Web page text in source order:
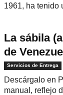
1961, ha tenido
La sábila
de
Servicios de Entrega
Descárgalo en
manual, reflejo